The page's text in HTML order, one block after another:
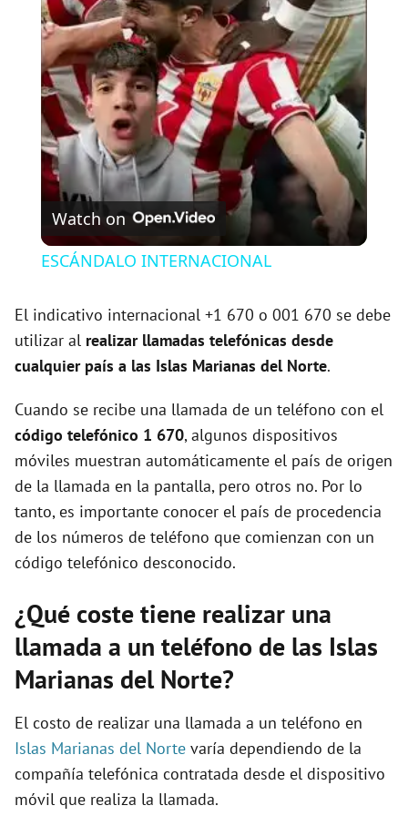
a
y
V
i
d
e
o
Watch on
ESCÁNDALO INTERNACIONAL
El indicativo internacional +1 670 o 001 670 se debe
utilizar al realizar llamadas telefónicas desde
cualquier país a las Islas Marianas del Norte.
Cuando se recibe una llamada de un teléfono con el
código telefónico 1 670, algunos dispositivos
móviles muestran automáticamente el país de origen
de la llamada en la pantalla, pero otros no. Por lo
tanto, es importante conocer el país de procedencia
de los números de teléfono que comienzan con un
código telefónico desconocido.
¿Qué coste tiene realizar una
llamada a un teléfono de las Islas
Marianas del Norte?
El costo de realizar una llamada a un teléfono en
Islas Marianas del Norte varía dependiendo de la
compañía telefónica contratada desde el dispositivo
móvil que realiza la llamada.